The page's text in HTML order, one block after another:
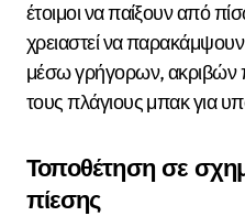
έτοιμοι να παίξουν από
χρειαστεί να
μέσω γρήγορων, ακριβών
τους πλάγιους μπακ για
Τοποθέτηση σε
πίεσης